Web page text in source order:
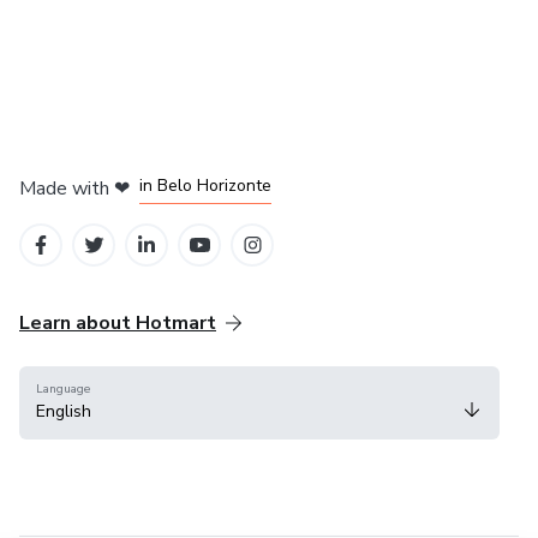
Made with ❤ in Belo Horizonte
Learn about Hotmart
Language
English